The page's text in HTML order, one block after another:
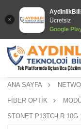
Ücretsiz
Google
ANA SAYFA
FİBER OPTİK
STONET P13TG-LR 10G